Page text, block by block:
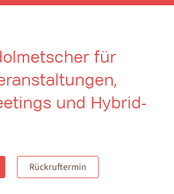
für
und Hybrid-
Rückruftermin